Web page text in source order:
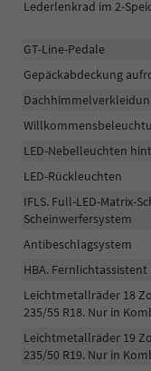
Lederlenkrad im 2-
GT-Line-Pedale
Gepäckabdeckung
LED-Nebelleuchten
LED-Rückleuchten
IFLS. Full-LED-Matrix-
Scheinwerfersystem
Antibeschlagsystem
HBA. Fernlichtassistent
Leichtmetallräder 18
235/55 R18. Nur in
Leichtmetallräder 19
235/50 R19. Nur in